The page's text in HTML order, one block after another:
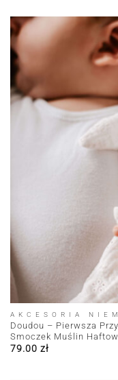
AKCESORIA
Doudou – Pierwsza
Smoczek Muślin
79.00 zł